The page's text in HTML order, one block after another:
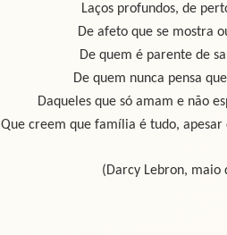
Laços profundos, de
De afeto que se mostra
De quem é parente de
De quem nunca pensa
Daqueles que só amam e não
Que creem que família é tudo, apesar
(Darcy Lebron, maio